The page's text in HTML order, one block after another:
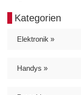
Kategorien
Elektronik »
Handys »